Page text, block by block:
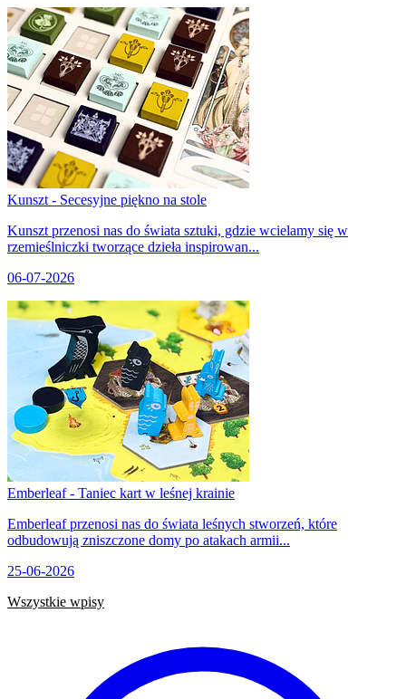
Kunszt - Secesyjne piękno na stole
Kunszt przenosi nas do świata sztuki, gdzie wcielamy się w
rzemieślniczki tworzące dzieła inspirowan...
06-07-2026
Emberleaf - Taniec kart w leśnej krainie
Emberleaf przenosi nas do świata leśnych stworzeń, które
odbudowują zniszczone domy po atakach armii...
25-06-2026
Wszystkie wpisy